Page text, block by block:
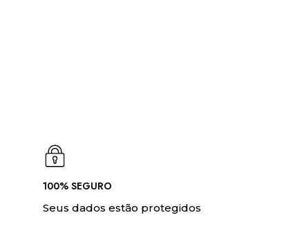
100% SEGURO
Seus dados estão protegidos